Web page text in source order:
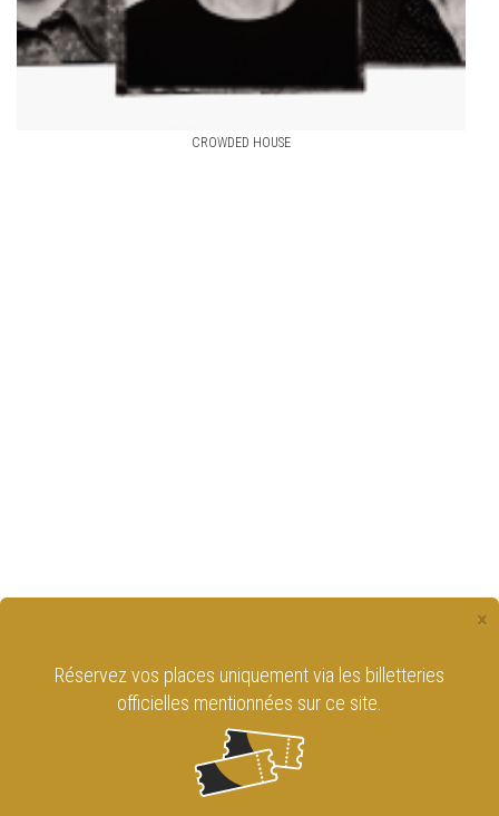
CROWDED HOUSE
×
Réservez vos places uniquement via les billetteries
officielles mentionnées sur ce site.